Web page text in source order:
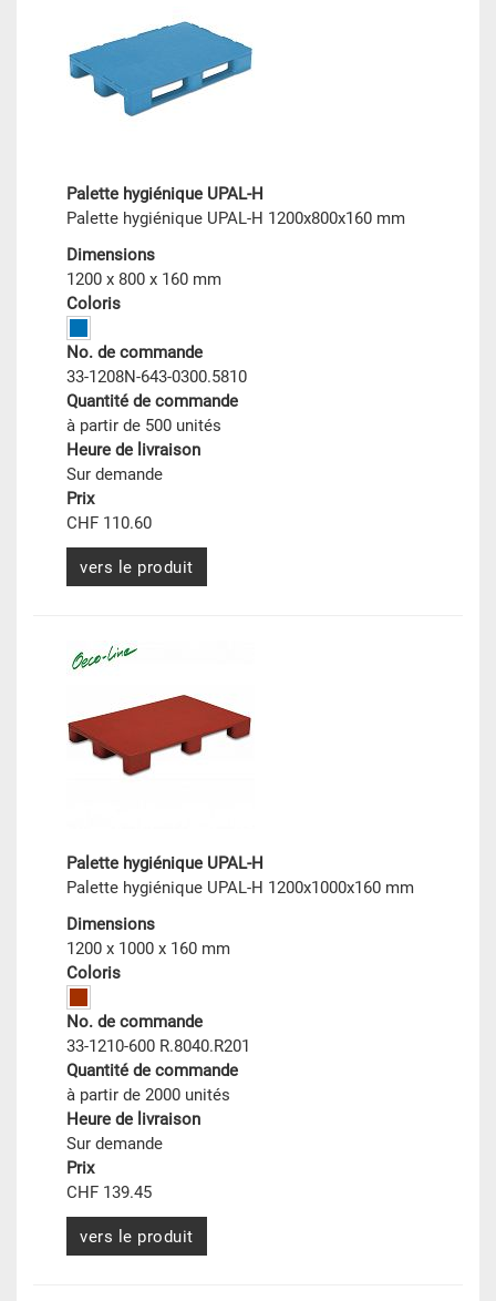
Palette hygiénique UPAL-H
Palette hygiénique UPAL-H 1200x800x160 mm
Dimensions
1200 x 800 x 160 mm
Coloris
No. de commande
33-1208N-643-0300.5810
Quantité de commande
à partir de 500 unités
Heure de livraison
Sur demande
Prix
CHF 110.60
vers le produit
Palette hygiénique UPAL-H
Palette hygiénique UPAL-H 1200x1000x160 mm
Dimensions
1200 x 1000 x 160 mm
Coloris
No. de commande
33-1210-600 R.8040.R201
Quantité de commande
à partir de 2000 unités
Heure de livraison
Sur demande
Prix
CHF 139.45
vers le produit